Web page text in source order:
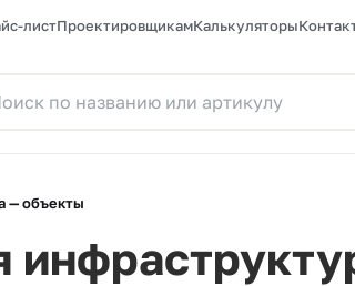
листПроектировщикамКалькуляторы
— объекты